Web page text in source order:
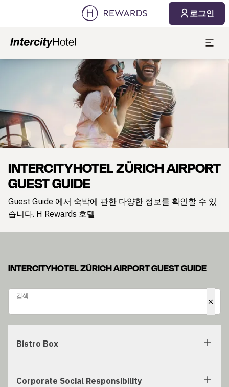
로그인
슬라이드 1 의 1
INTERCITYHOTEL ZÜRICH AIRPORT
GUEST GUIDE
Guest Guide 에서 숙박에 관한 다양한 정보를 확인할 수 있
습니다. H Rewards 호텔
INTERCITYHOTEL ZÜRICH AIRPORT GUEST GUIDE
검색
검색
Bistro Box
Corporate Social Responsibility